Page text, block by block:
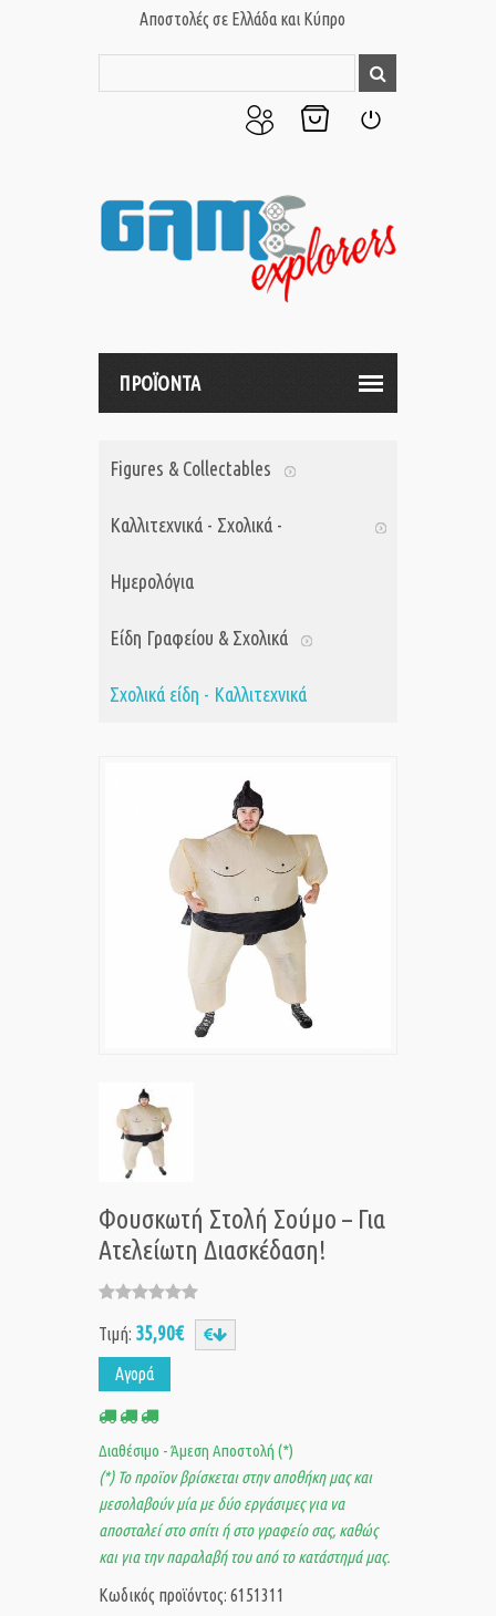
Αποστολές σε Ελλάδα και Κύπρο
μου
ΠΡΟΪΟΝΤΑ
Figures & Collectables
Καλλιτεχνικά - Σχολικά -
Ημερολόγια
Είδη Γραφείου & Σχολικά
Σχολικά είδη - Καλλιτεχνικά
Φουσκωτή Στολή Σούμο – Για
Ατελείωτη Διασκέδαση!
Τιμή: 35,90€
Αγορά
Διαθέσιμο - Άμεση Αποστολή (*)
(*) Το προϊον βρίσκεται στην αποθήκη μας και
μεσολαβούν μία με δύο εργάσιμες για να
αποσταλεί στο σπίτι ή στο γραφείο σας, καθώς
και για την παραλαβή του από το κατάστημά μας.
Κωδικός προϊόντος: 6151311